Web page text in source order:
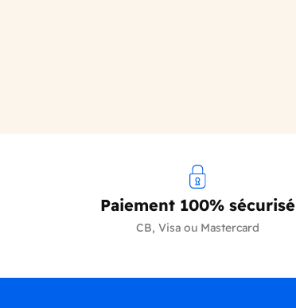
Paiement 100% sécurisé
CB, Visa ou Mastercard